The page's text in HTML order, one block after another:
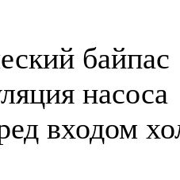
байпас
насоса
входом